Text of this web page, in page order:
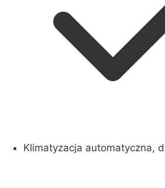
Klimatyzacja automatyczna,